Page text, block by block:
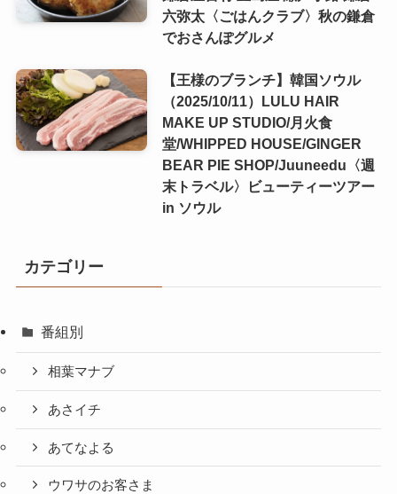
六弥太〈ごはんクラブ〉秋の鎌倉
でおさんぽグルメ
【王様のブランチ】韓国ソウル
（2025/10/11）LULU HAIR
MAKE UP STUDIO/月火食
堂/WHIPPED HOUSE/GINGER
BEAR PIE SHOP/Juuneedu〈週
末トラベル〉ビューティーツアー
in ソウル
カテゴリー
番組別
相葉マナブ
あさイチ
あてなよる
ウワサのお客さま